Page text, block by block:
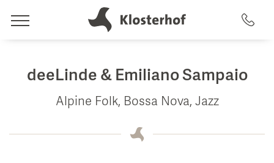
leben
Hotel & Gastgeber
Zimmer & Angebote
deeLinde & Emiliano Sampaio
Alpine Folk, Bossa Nova, Jazz